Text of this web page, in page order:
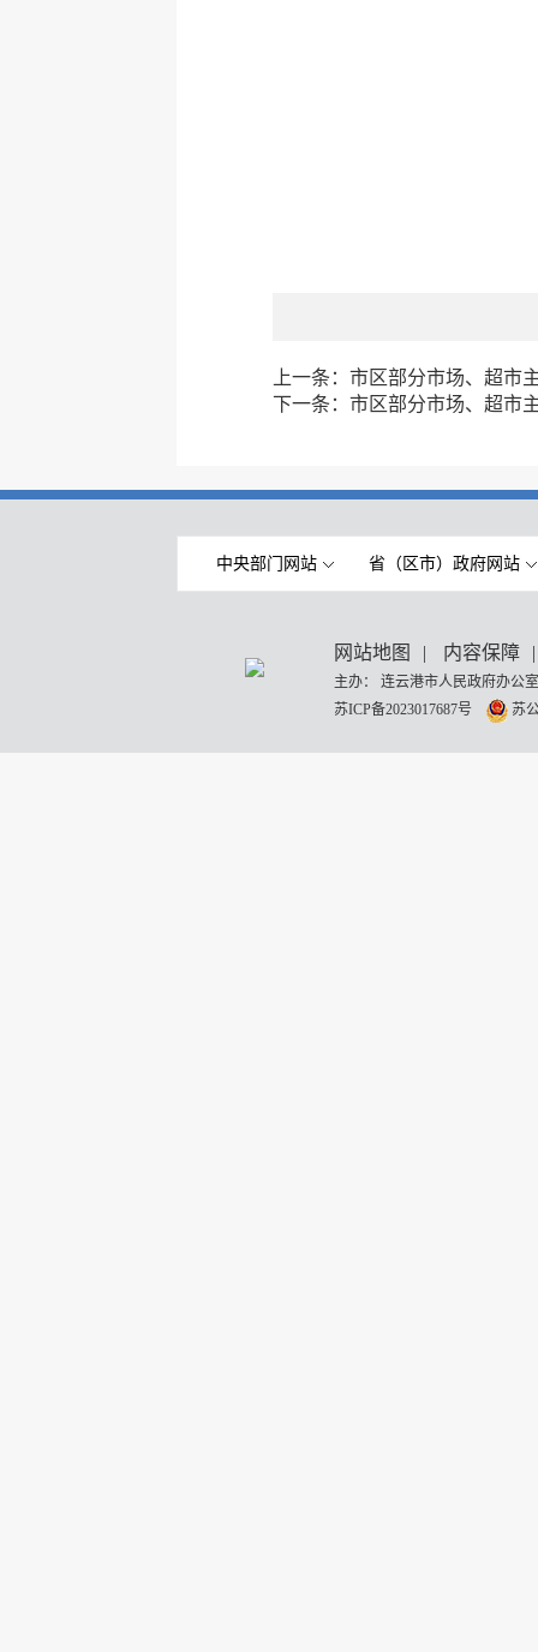
上一条： 市区部分市场、超市
下一条： 市区部分市场、超市
中央部门网站 省（区市）政府网站
网站地图 | 内容保障 |
主办： 连云港市人民政府办
苏ICP备2023017687号
苏